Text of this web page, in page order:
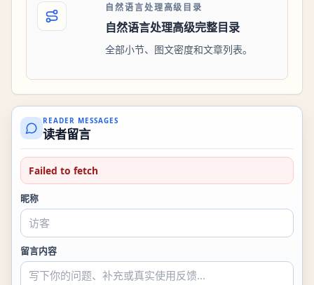
自然语言处理高级目录
自然语言处理高级完整目录
全部小节、图文密度和文章列表。
READER MESSAGES
读者留言
Failed to fetch
昵称
留言内容